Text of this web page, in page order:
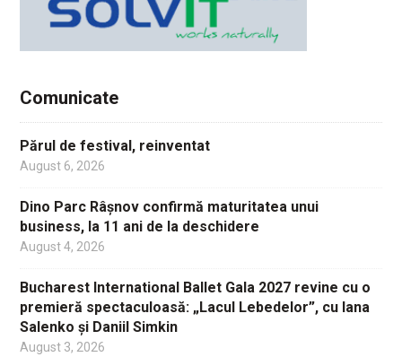
Comunicate
Părul de festival, reinventat
August 6, 2026
Dino Parc Râșnov confirmă maturitatea unui
business, la 11 ani de la deschidere
August 4, 2026
Bucharest International Ballet Gala 2027 revine cu o
premieră spectaculoasă: „Lacul Lebedelor”, cu Iana
Salenko și Daniil Simkin
August 3, 2026